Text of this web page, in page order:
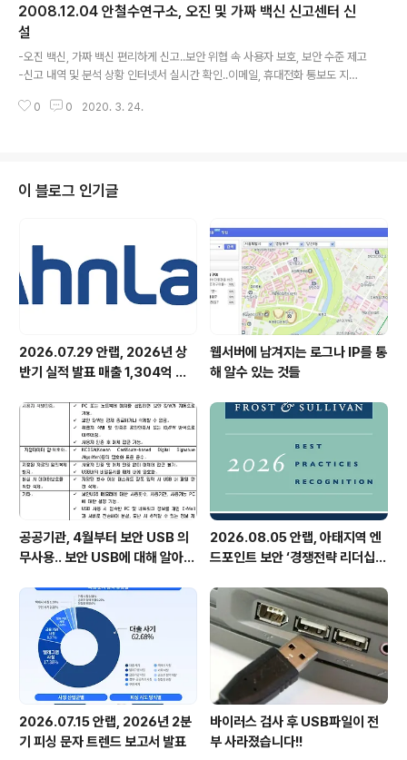
백신 기승 ♦ 외산 스파이웨어 급증 ♦ 웹사이트 공격의 지능화 ♦ PDF, DOC, P
PT 파일 취약점을 악용하는 악성코드 증가 ♦ DDoS 유발하는 봇넷(BotNet)
의 활동력 증가 등..
2008.12.04 안철수연구소, 오진 및 가짜 백신 신고센터 신
설
-오진 백신, 가짜 백신 편리하게 신고..보안 위협 속 사용자 보호, 보안 수준 제고
-신고 내역 및 분석 상황 인터넷서 실시간 확인..이메일, 휴대전화 통보도 지원
백신의 오진 사례와 가짜 백신을 직접 신고함으로써 생활 속에서 보안을 실천할
자 보호와 국내 보안 수준 제고를 위한 방안의 일환이다. 최근 일부 외산 백신 또
는 외산 엔진을 탑재한 백신이 타사..
0 0 2020. 3. 24.
이 블로그 인기글
2026.07.29 안랩, 2026년 상
반기 실적 발표 매출 1,304억 원,
웹서버에 남겨지는 로그나 IP를 통
해 알수 있는 것들
공공기관, 4월부터 보안 USB 의
무사용.. 보안 USB에 대해 알아봅
2026.08.05 안랩, 아태지역 엔
드포인트 보안 ‘경쟁전략 리더십’
2026.07.15 안랩, 2026년 2분
기 피싱 문자 트렌드 보고서 발표
바이러스 검사 후 USB파일이 전
부 사라졌습니다!!